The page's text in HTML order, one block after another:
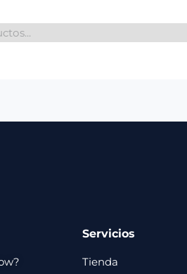
Servicios
Tienda